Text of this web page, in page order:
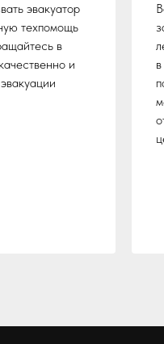
эвакуатор
техпомощь
в
и